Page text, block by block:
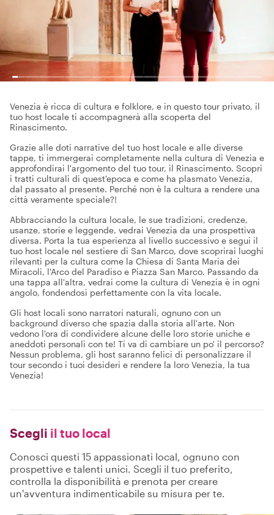
Venezia è ricca di cultura e folklore, e in questo tour privato, il
tuo host locale ti accompagnerà alla scoperta del
Rinascimento.
Grazie alle doti narrative del tuo host locale e alle diverse
tappe, ti immergerai completamente nella cultura di Venezia e
approfondirai l'argomento del tuo tour, il Rinascimento. Scopri
i tratti culturali di quest'epoca e come ha plasmato Venezia,
dal passato al presente. Perché non è la cultura a rendere una
città veramente speciale?!
Abbracciando la cultura locale, le sue tradizioni, credenze,
usanze, storie e leggende, vedrai Venezia da una prospettiva
diversa. Porta la tua esperienza al livello successivo e segui il
tuo host locale nel sestiere di San Marco, dove scoprirai luoghi
rilevanti per la cultura come la Chiesa di Santa Maria dei
Miracoli, l'Arco del Paradiso e Piazza San Marco. Passando da
una tappa all'altra, vedrai come la cultura di Venezia è in ogni
angolo, fondendosi perfettamente con la vita locale.
Gli host locali sono narratori naturali, ognuno con un
background diverso che spazia dalla storia all'arte. Non
vedono l'ora di condividere alcune delle loro storie uniche e
aneddoti personali con te! Ti va di cambiare un po' il percorso?
Nessun problema, gli host saranno felici di personalizzare il
tour secondo i tuoi desideri e rendere la loro Venezia, la tua
Venezia!
Scegli il tuo local
Conosci questi 15 appassionati local, ognuno con
prospettive e talenti unici. Scegli il tuo preferito,
controlla la disponibilità e prenota per creare
un'avventura indimenticabile su misura per te.